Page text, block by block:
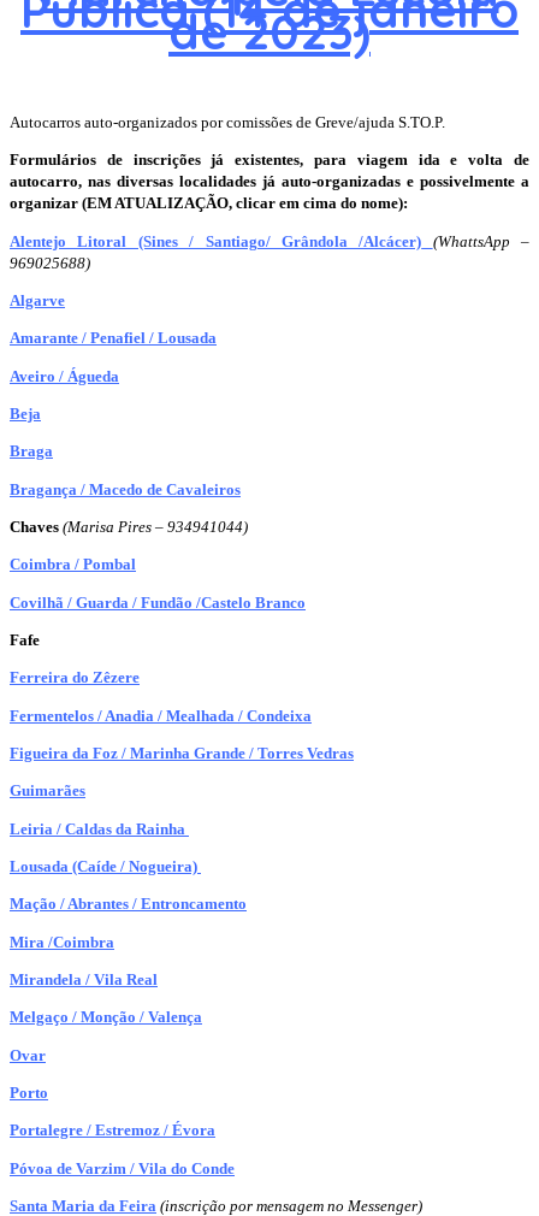
de 2023)
Autocarros auto-organizados por comissões de Greve/ajuda S.TO.P.
Formulários de inscrições já existentes, para viagem ida e volta de
autocarro, nas diversas localidades já auto-organizadas e possivelmente a
organizar (EM ATUALIZAÇÃO, clicar em cima do nome):
Alentejo Litoral (Sines / Santiago/ Grândola /Alcácer)
(WhattsApp –
969025688)
Algarve
Amarante / Penafiel / Lousada
Aveiro / Águeda
Beja
Braga
Bragança / Macedo de Cavaleiros
Chaves (Marisa Pires – 934941044)
Coimbra / Pombal
Covilhã / Guarda / Fundão /Castelo Branco
Fafe
Ferreira do Zêzere
Fermentelos / Anadia / Mealhada / Condeixa
Figueira da Foz / Marinha Grande / Torres Vedras
Guimarães
Leiria / Caldas da Rainha
Lousada (Caíde / Nogueira)
Mação / Abrantes / Entroncamento
Mira /Coimbra
Mirandela / Vila Real
Melgaço / Monção / Valença
Ovar
Porto
Portalegre / Estremoz / Évora
Póvoa de Varzim / Vila do Conde
Santa Maria da Feira (inscrição por mensagem no Messenger)